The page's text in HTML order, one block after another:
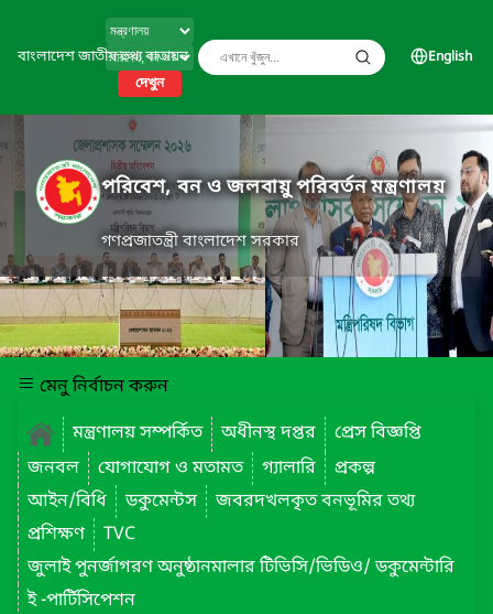
বাংলাদেশ জাতীয় তথ্য বাতায়ন
দেখুন
English
পরিবেশ, বন ও জলবায়ু পরিবর্তন মন্ত্রণালয়
গণপ্রজাতন্ত্রী বাংলাদেশ সরকার
মেনু নির্বাচন করুন
মন্ত্রণালয় সম্পর্কিত
অধীনস্থ দপ্তর
প্রেস বিজ্ঞপ্তি
জনবল
যোগাযোগ ও মতামত গ্যালারি
প্রকল্প
আইন/বিধি
ডকুমেন্টস
জবরদখলকৃত বনভূমির তথ্য
প্রশিক্ষণ
TVC
জুলাই পুনর্জাগরণ অনুষ্ঠানমালার টিভিসি/ভিডিও/ ডকুমেন্টারি
ই -পার্টিসিপেশন